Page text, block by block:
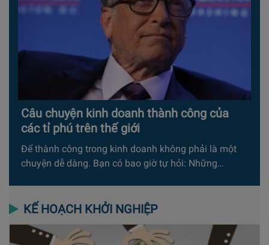
Câu chuyện kinh doanh thành công của
các tỉ phú trên thế giới
Để thành công trong kinh doanh không phải là một
chuyện dễ dàng. Bạn có bao giờ tự hỏi: Những…
KẾ HOẠCH KHỞI NGHIỆP